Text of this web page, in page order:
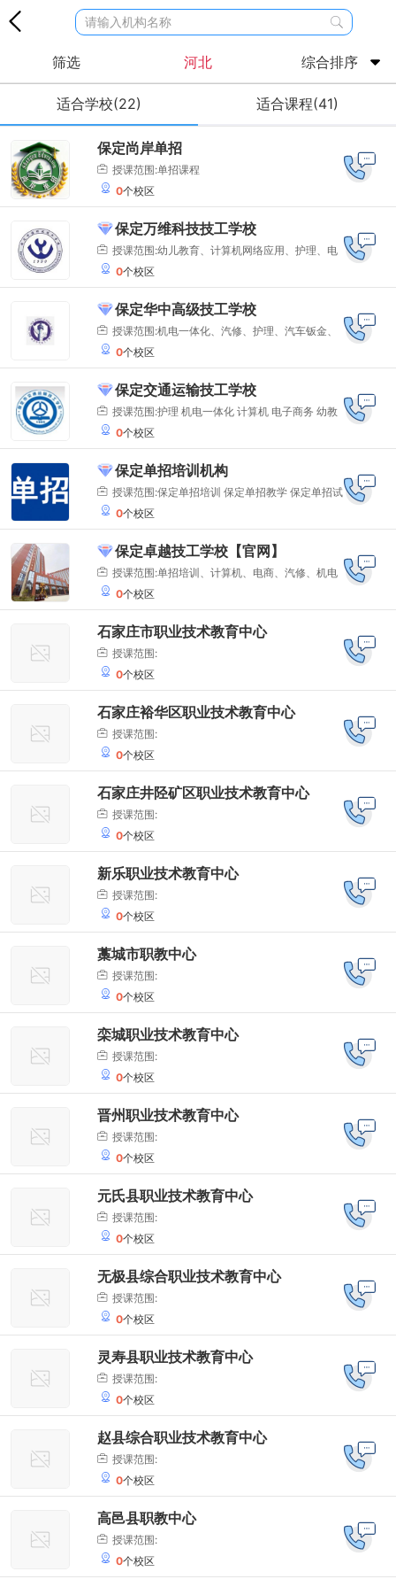
请输入机构名称
筛选 河北 综合排序
适合学校(22) 适合课程(41)
保定尚岸单招
授课范围:单招课程
0个校区
保定万维科技技工学校
授课范围:幼儿教育、计算机网络应用、护理、电
子商务、汽车维修、电气自动化设备安装与维修等专
0个校区
保定华中高级技工学校
授课范围:机电一体化、汽修、护理、汽车钣金、
汽车装饰与美容、焊工、数控车工、电工、美容美
商务
0个校区
保定交通运输技工学校
授课范围:护理 机电一体化 计算机 电子商务 幼教
平面设计 交通运输
0个校区
保定单招培训机构
授课范围:保定单招培训 保定单招教学 保定单招试
题 保定单招学习视频 保定高职单招培训班
0个校区
保定卓越技工学校【官网】
授课范围:单招培训、计算机、电商、汽修、机电
一体化、护理
0个校区
石家庄市职业技术教育中心
授课范围:
0个校区
石家庄裕华区职业技术教育中心
授课范围:
0个校区
石家庄井陉矿区职业技术教育中心
授课范围:
0个校区
新乐职业技术教育中心
授课范围:
0个校区
藁城市职教中心
授课范围:
0个校区
栾城职业技术教育中心
授课范围:
0个校区
晋州职业技术教育中心
授课范围:
0个校区
元氏县职业技术教育中心
授课范围:
0个校区
无极县综合职业技术教育中心
授课范围:
0个校区
灵寿县职业技术教育中心
授课范围:
0个校区
赵县综合职业技术教育中心
授课范围:
0个校区
高邑县职教中心
授课范围:
0个校区